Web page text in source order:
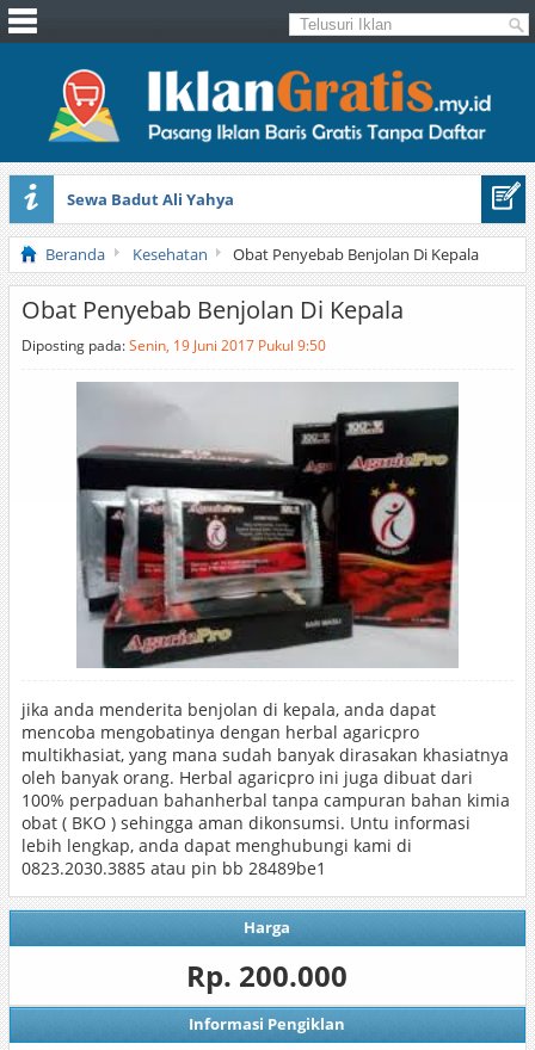
Sewa Badut Ali Yahya
Honda Brio 1.3 E AT CBU 2012 Putih
Beranda Kesehatan Obat Penyebab Benjolan Di Kepala
Obat Penyebab Benjolan Di Kepala
Diposting pada:Senin, 19 Juni 2017 Pukul 9:50
jika anda menderita benjolan di kepala, anda dapat
mencoba mengobatinya dengan herbal agaricpro
multikhasiat, yang mana sudah banyak dirasakan khasiatnya
oleh banyak orang. Herbal agaricpro ini juga dibuat dari
100% perpaduan bahanherbal tanpa campuran bahan kimia
obat ( BKO ) sehingga aman dikonsumsi. Untu informasi
lebih lengkap, anda dapat menghubungi kami di
0823.2030.3885 atau pin bb 28489be1
Harga
Rp. 200.000
Informasi Pengiklan